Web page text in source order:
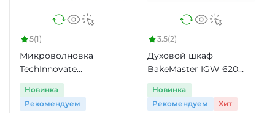
5(1)
Микроволновка
TechInnovate
MC28H5135CK
Новинка
Рекомендуем
3.5(2)
Духовой шкаф
BakeMaster IGW 620
WH
Новинка
Рекомендуем
Хит